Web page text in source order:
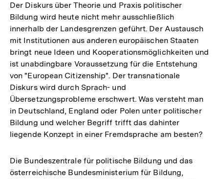
Der Diskurs über Theorie und Praxis politischer
Bildung wird heute nicht mehr ausschließlich
innerhalb der Landesgrenzen geführt. Der Austausch
mit Institutionen aus anderen europäischen Staaten
bringt neue Ideen und Kooperationsmöglichkeiten und
ist unabdingbare Voraussetzung für die Entstehung
von "European Citizenship". Der transnationale
Diskurs wird durch Sprach- und
Übersetzungsprobleme erschwert. Was versteht man
in Deutschland, England oder Polen unter politischer
Bildung und welcher Begriff trifft das dahinter
liegende Konzept in einer Fremdsprache am besten?
Die Bundeszentrale für politische Bildung und das
österreichische Bundesministerium für Bildung,